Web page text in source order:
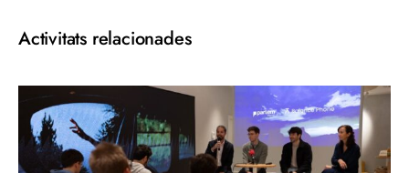
Activitats relacionades